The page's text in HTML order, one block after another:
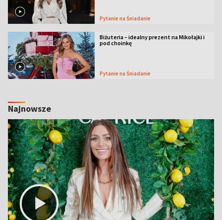
Pytanie na Śniadanie
Biżuteria – idealny prezent na Mikołajki i
pod choinkę
Pytanie na Śniadanie
Najnowsze